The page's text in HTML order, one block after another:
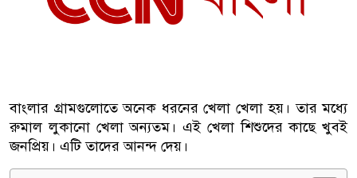
বাংলার গ্রামগুলোতে অনেক ধরনের খেলা খেলা হয়। তার মধ্যে
রুমাল লুকানো খেলা অন্যতম। এই খেলা শিশুদের কাছে খুবই
জনপ্রিয়। এটি তাদের আনন্দ দেয়।